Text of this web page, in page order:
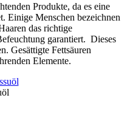
Produkte, da es eine
Einige Menschen bezeichnen
das richtige
garantiert. Dieses
Gesättigte Fettsäuren
Elemente.